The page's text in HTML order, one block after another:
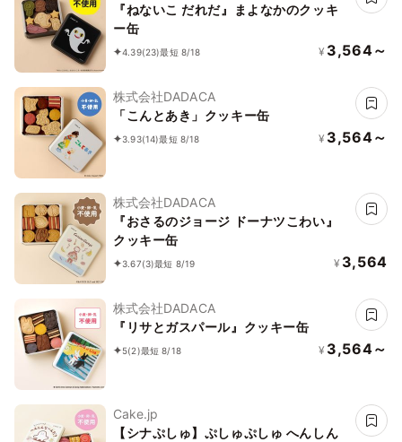
『ねないこ だれだ』まよなかのクッキ
ー缶
4.39(23)最短 8/18 ¥ 3,564～
株式会社DADACA
「こんとあき」クッキー缶
3.93(14)最短 8/18 ¥ 3,564～
株式会社DADACA
『おさるのジョージ ドーナツこわい』
クッキー缶
3.67(3)最短 8/19 ¥ 3,564
株式会社DADACA
『リサとガスパール』クッキー缶
5(2)最短 8/18 ¥ 3,564～
Cake.jp
【シナぷしゅ】ぷしゅぷしゅ へんしん